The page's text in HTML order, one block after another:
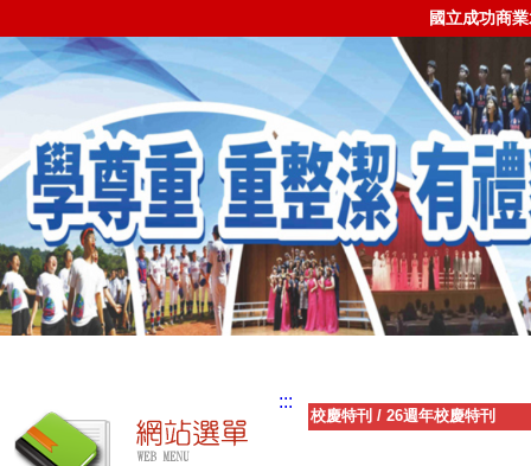
國立成功商
:::
校慶特刊 / 26週年校慶特刊